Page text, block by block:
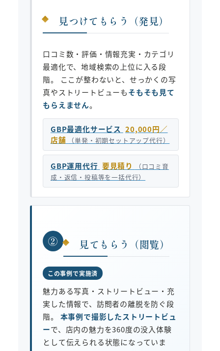
見つけてもらう（発見）
口コミ数・評価・情報充実・カテゴリ
最適化で、地域検索の上位に入る段
階。 ここが整わないと、せっかくの写
真やストリートビューもそもそも見て
もらえません。
GBP最適化サービス 20,000円／
店舗
（単発・初期セットアップ代行）
GBP運用代行 要見積り
（口コミ育
成・返信・投稿等を一括代行）
② 見てもらう（閲覧）
この事例で実施済
魅力ある写真・ストリートビュー・充
実した情報で、訪問者の離脱を防ぐ段
階。 本事例で撮影したストリートビュ
ーで、店内の魅力を360度の没入体験
として伝えられる状態になっていま